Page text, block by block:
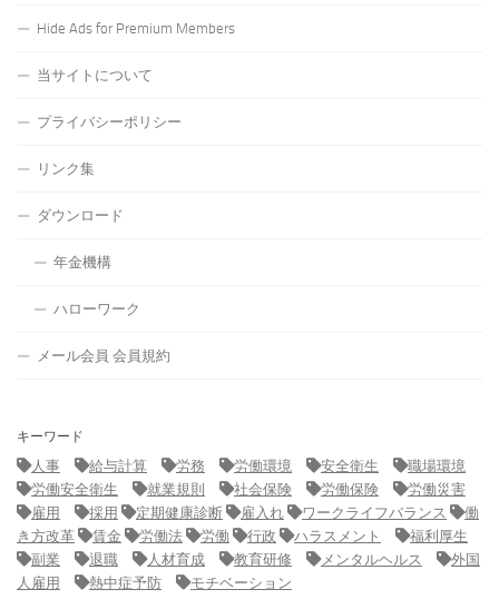
Hide Ads for Premium Members
当サイトについて
プライバシーポリシー
リンク集
ダウンロード
年金機構
ハローワーク
メール会員 会員規約
キーワード
人事
給与計算 労務 労働環境 安全衛生
職場環境
労働安全衛生
就業規則 社会保険 労働保険
労働災害
雇用
採用 定期健康診断 雇入れ ワークライフバランス
働
き方改革
賃金 労働法 労働 行政 ハラスメント
福利厚生
副業
退職 人材育成 教育研修 メンタルヘルス
外国
人雇用
熱中症予防 モチベーション